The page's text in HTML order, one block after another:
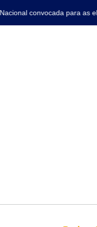
convocada para as